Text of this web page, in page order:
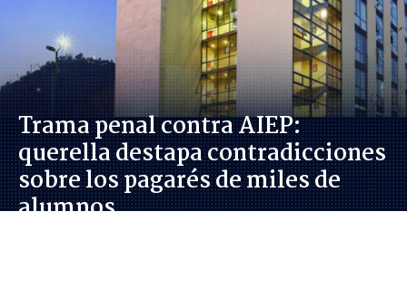
Trama penal contra AIEP:
querella destapa contradicciones
sobre los pagarés de miles de
alumnos